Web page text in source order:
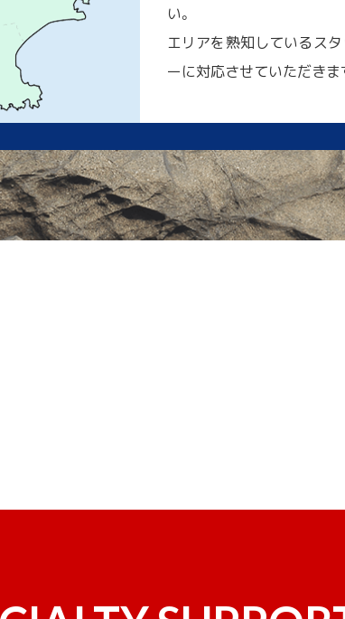
い。
エリアを熟知しているス
ーに対応させていただきま